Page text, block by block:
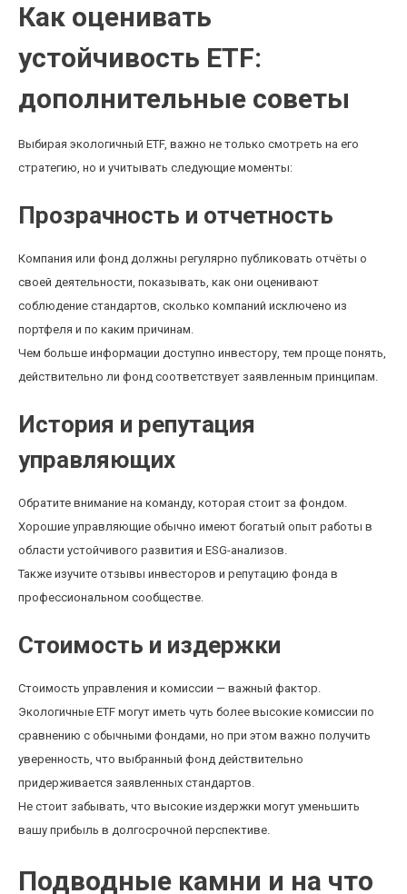
Как оценивать
устойчивость ETF:
дополнительные советы
Выбирая экологичный ETF, важно не только смотреть на его
стратегию, но и учитывать следующие моменты:
Прозрачность и отчетность
Компания или фонд должны регулярно публиковать отчёты о
своей деятельности, показывать, как они оценивают
соблюдение стандартов, сколько компаний исключено из
портфеля и по каким причинам.
Чем больше информации доступно инвестору, тем проще понять,
действительно ли фонд соответствует заявленным принципам.
История и репутация
управляющих
Обратите внимание на команду, которая стоит за фондом.
Хорошие управляющие обычно имеют богатый опыт работы в
области устойчивого развития и ESG-анализов.
Также изучите отзывы инвесторов и репутацию фонда в
профессиональном сообществе.
Стоимость и издержки
Стоимость управления и комиссии — важный фактор.
Экологичные ETF могут иметь чуть более высокие комиссии по
сравнению с обычными фондами, но при этом важно получить
уверенность, что выбранный фонд действительно
придерживается заявленных стандартов.
Не стоит забывать, что высокие издержки могут уменьшить
вашу прибыль в долгосрочной перспективе.
Подводные камни и на что